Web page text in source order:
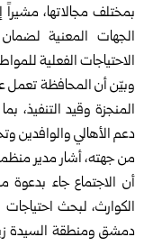
بمختلف مجالاتها،
الجهات المعنية
الاحتياجات الفعلية
وبيّن أن المحافظة تعمل
المنجزة وقيد التنفيذ،
دعم الأهالي والوافدين
من جهته، أشار مدير
أن الاجتماع جاء
الكوارث، لبحث
دمشق ومنطقة السيدة